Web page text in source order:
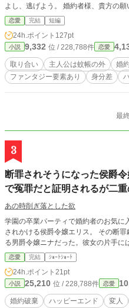
よし、逃げよう。 婚約者様
恋愛 完結 短編
24h.ポイント 127pt
小説 9,332 位 / 228,788件 恋愛
取り合い 主人公は蚊帳の外 婚約
ファンタジー要素あり
身分差
最
3
断罪されそうになった侯爵
で冤罪だと証明されるが二
あの時削ぎ落とした欲
学園の卒業パーティで婚約者のお気に
されかける侯爵令嬢エリス。 その断
る男爵令嬢ニナだった。彼女の片手に
恋愛 完結 ｼｮｰﾄｼｮｰﾄ
24h.ポイント 21pt
小説 25,210 位 / 228,788件 恋愛
婚約破棄 ハッピーエンド 変人